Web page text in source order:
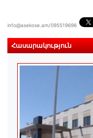
info@asekose.am/095519696
Հասարակություն